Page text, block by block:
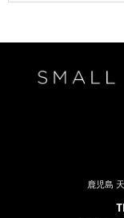
鹿児島